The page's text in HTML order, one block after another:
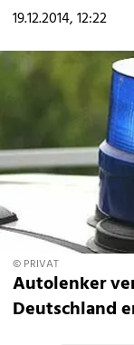
19.12.2014, 12:22
© PRIVAT
Autolenker
Deutschland